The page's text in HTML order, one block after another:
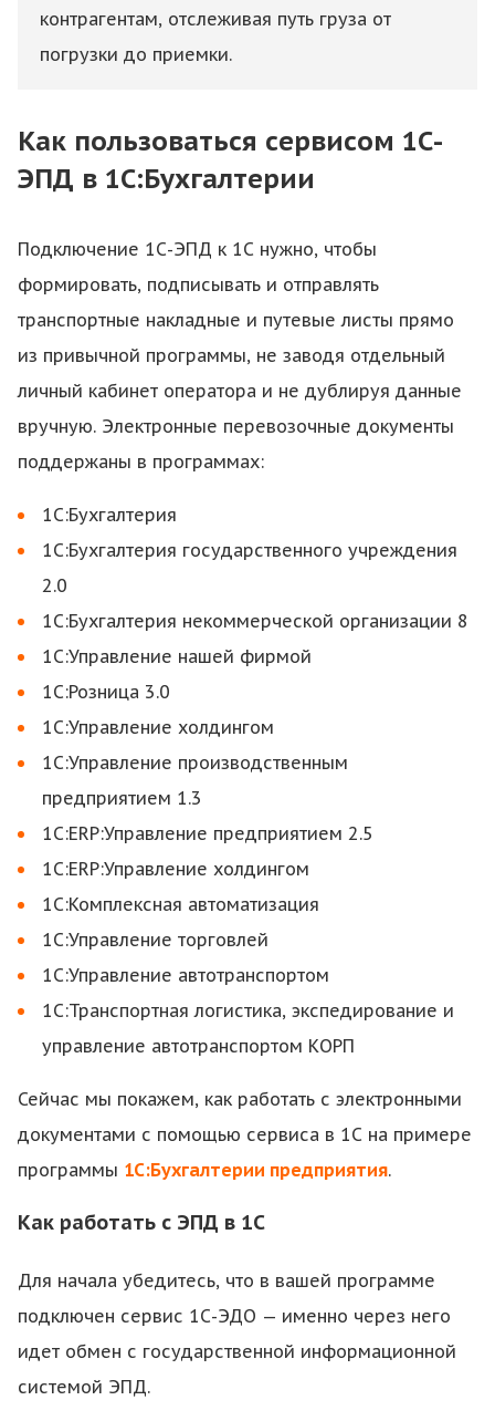
контрагентам, отслеживая путь груза от
погрузки до приемки.
Как пользоваться сервисом 1С-
ЭПД в 1С:Бухгалтерии
Подключение 1С-ЭПД к 1С нужно, чтобы
формировать, подписывать и отправлять
транспортные накладные и путевые листы прямо
из привычной программы, не заводя отдельный
личный кабинет оператора и не дублируя данные
вручную. Электронные перевозочные документы
поддержаны в программах:
1С:Бухгалтерия
1С:Бухгалтерия государственного учреждения
2.0
1С:Бухгалтерия некоммерческой организации 8
1C:Управление нашей фирмой
1С:Розница 3.0
1С:Управление холдингом
1С:Управление производственным
предприятием 1.3
1C:ERP:Управление предприятием 2.5
1С:ERP:Управление холдингом
1С:Комплексная автоматизация
1C:Управление торговлей
1C:Управление автотранспортом
1С:Транспортная логистика, экспедирование и
управление автотранспортом КОРП
Сейчас мы покажем, как работать с электронными
документами с помощью сервиса в 1С на примере
программы 1С:Бухгалтерии предприятия.
Как работать с ЭПД в 1С
Для начала убедитесь, что в вашей программе
подключен сервис 1С-ЭДО — именно через него
идет обмен с государственной информационной
системой ЭПД.